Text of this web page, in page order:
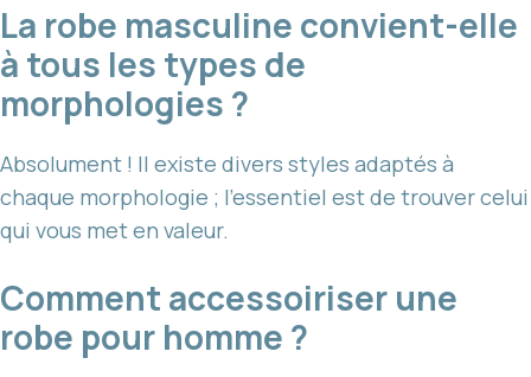
La robe masculine convient-elle
à tous les types de
morphologies ?
Absolument ! Il existe divers styles adaptés à
chaque morphologie ; l’essentiel est de trouver celui
qui vous met en valeur.
Comment accessoiriser une
robe pour homme ?